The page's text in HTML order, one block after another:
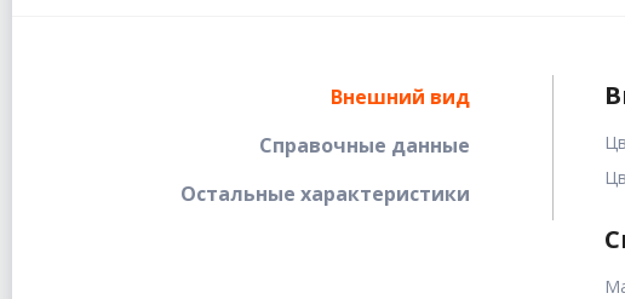
Внешний вид
Справочные данные
Остальные характеристики